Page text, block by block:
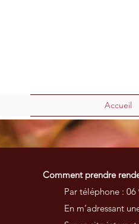
Accueil
Comment prendre
Par téléphone : 06
En m’adressant